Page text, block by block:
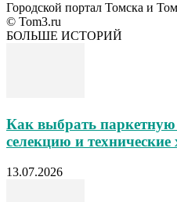
Городской портал Томска и
© Tom3.ru
БОЛЬШЕ ИСТОРИЙ
Как выбрать
селекцию и технические
13.07.2026